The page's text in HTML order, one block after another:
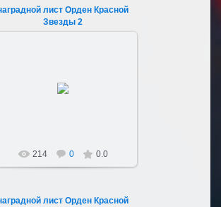
лист Орден Красной
Звезды 2
214 0 0.0
лист Орден Красной